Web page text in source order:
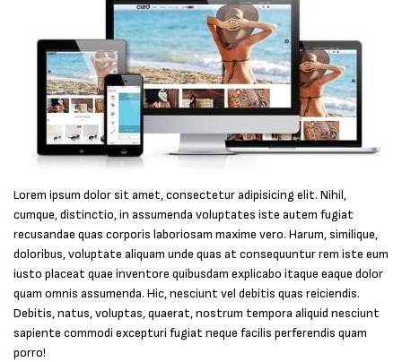
Lorem ipsum dolor sit amet, consectetur adipisicing elit. Nihil,
cumque, distinctio, in assumenda voluptates iste autem fugiat
recusandae quas corporis laboriosam maxime vero. Harum, similique,
doloribus, voluptate aliquam unde quas at consequuntur rem iste eum
iusto placeat quae inventore quibusdam explicabo itaque eaque dolor
quam omnis assumenda. Hic, nesciunt vel debitis quas reiciendis.
Debitis, natus, voluptas, quaerat, nostrum tempora aliquid nesciunt
sapiente commodi excepturi fugiat neque facilis perferendis quam
porro!